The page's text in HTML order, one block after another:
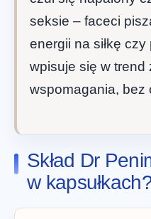
seksie – faceci
energii na siłkę czy
wpisuje się w trend
wspomagania, bez
Skład Dr
w